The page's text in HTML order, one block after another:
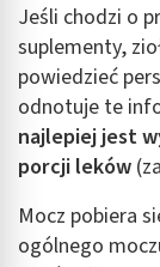
Jeśli chodzi o
suplementy,
powiedzieć
odnotuje te
najlepiej jest
porcji leków
Mocz pobiera
ogólnego